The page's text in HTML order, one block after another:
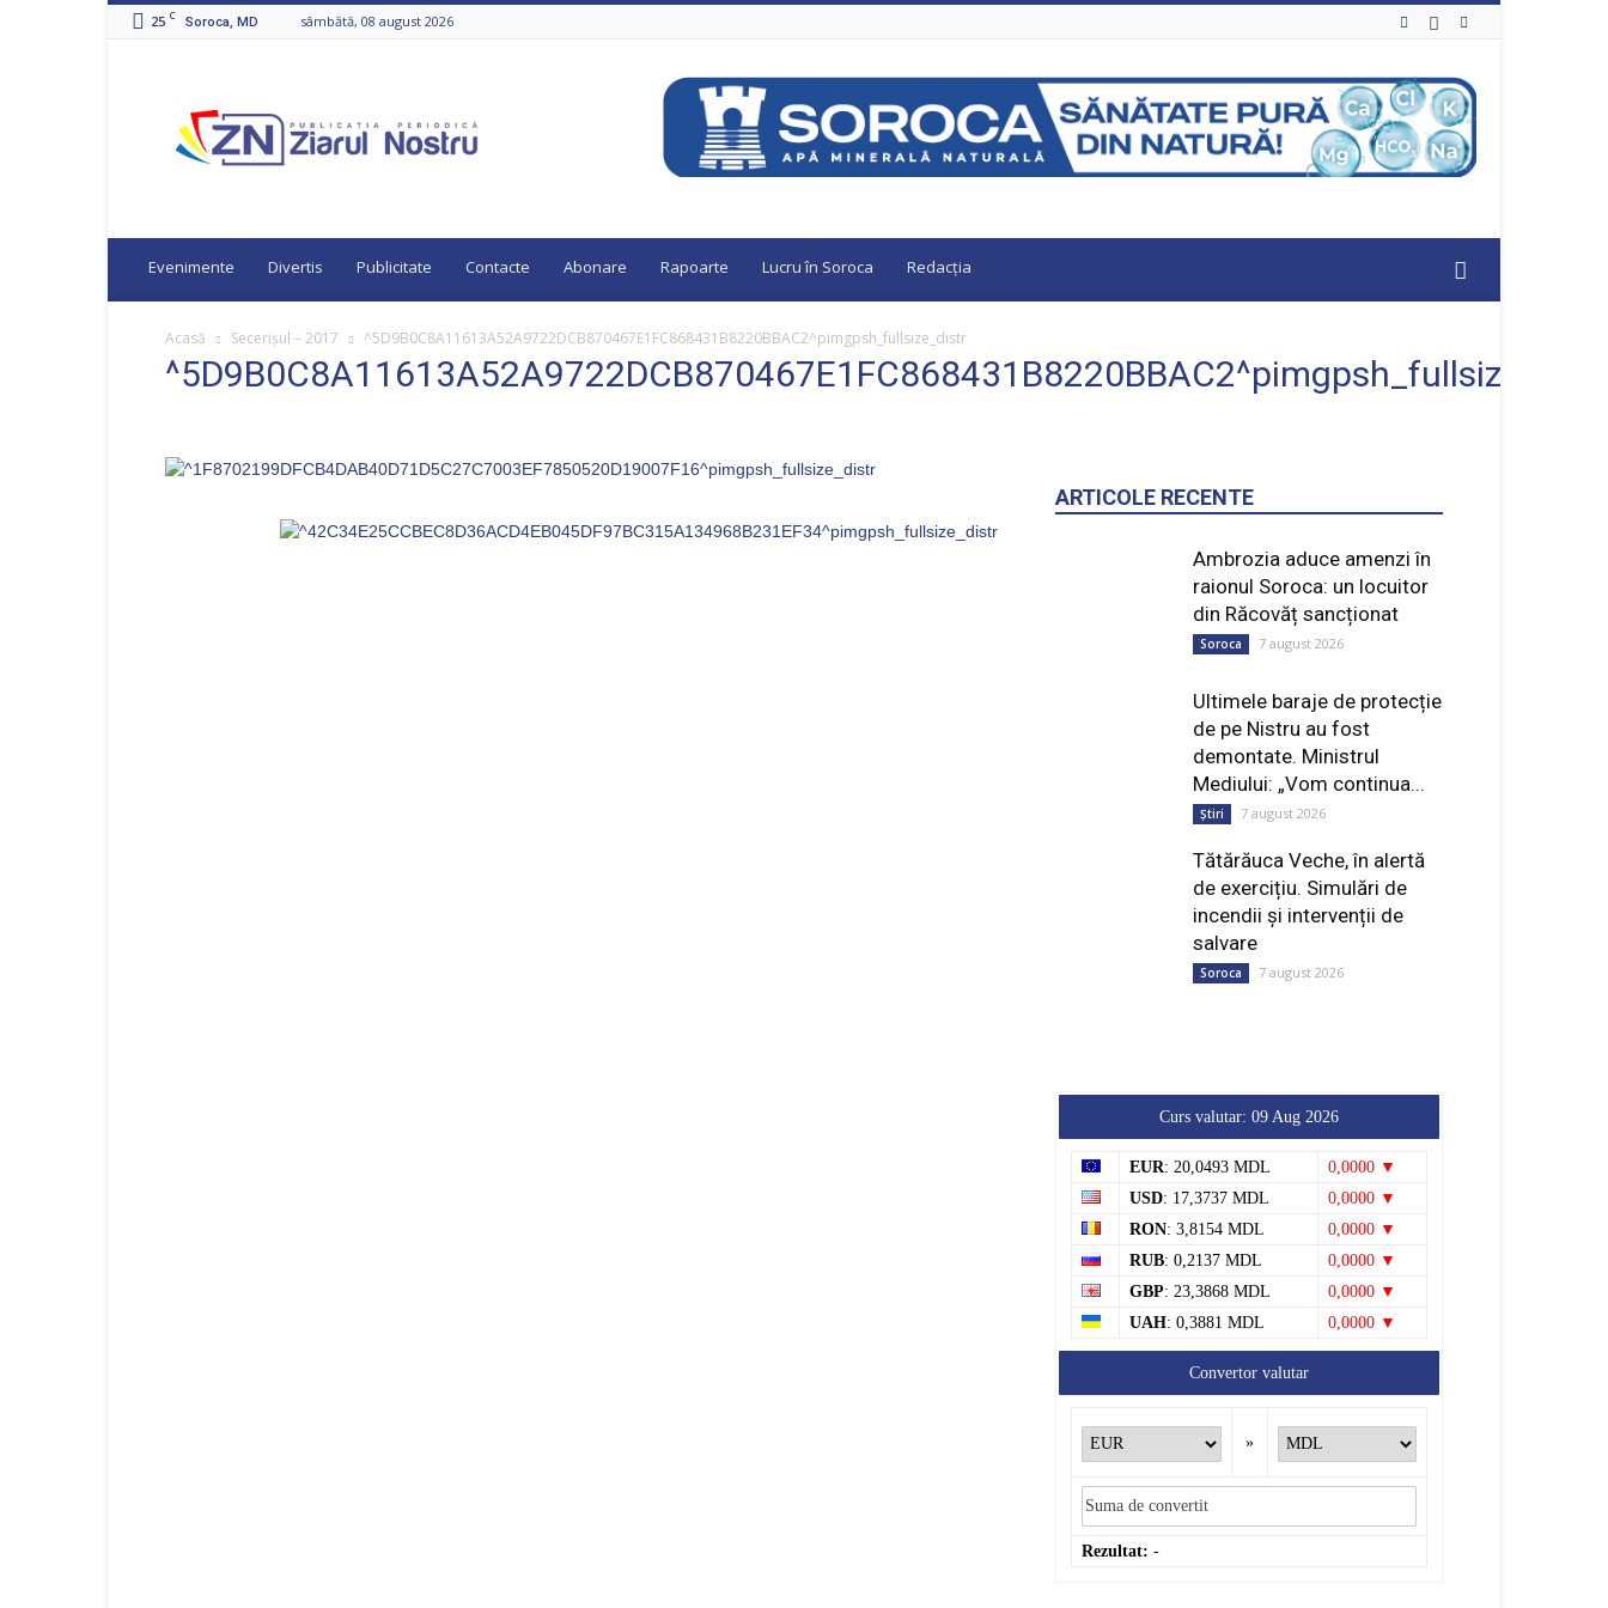
25 C Soroca, MD sâmbătă, 08 august 2026
Nostru
Evenimente Divertis Publicitate Contacte Abonare Rapoarte Lucru în Soroca Redacția
Acasă Secerişul – 2017 ^5D9B0C8A11613A52A9722DCB870467E1FC868431B8220BBAC2^pimgpsh_fullsize_distr
ARTICOLE RECENTE
Ambrozia aduce amenzi în
raionul Soroca: un locuitor
din Răcovăț sancționat
Soroca 7 august 2026
Ultimele baraje de protecție
de pe Nistru au fost
demontate. Ministrul
Mediului: „Vom continua...
Știri 7 august 2026
Tătărăuca Veche, în alertă
de exercițiu. Simulări de
incendii și intervenții de
salvare
Soroca 7 august 2026
Curs valutar: 09 Aug 2026
EUR: 20,0493 MDL
0,0000 ▼
USD: 17,3737 MDL
0,0000 ▼
RON: 3,8154 MDL
0,0000 ▼
RUB: 0,2137 MDL
0,0000 ▼
GBP: 23,3868 MDL
0,0000 ▼
UAH: 0,3881 MDL 0,0000 ▼
Convertor valutar
»
Rezultat: -